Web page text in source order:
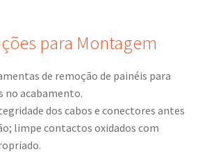
para Montagem
de remoção de painéis para
no acabamento.
dos cabos e conectores antes
limpe contactos oxidados com